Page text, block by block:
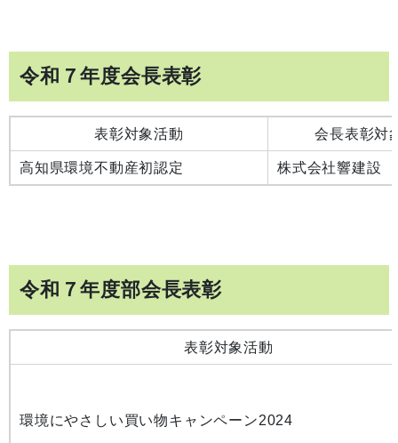
令和７年度会長表彰
表彰対象活動 会長表彰対
高知県環境不動産初認定 株式会社
令和７年度部会長表彰
表彰対象活動
環境にやさしい買い物キャンペーン2024